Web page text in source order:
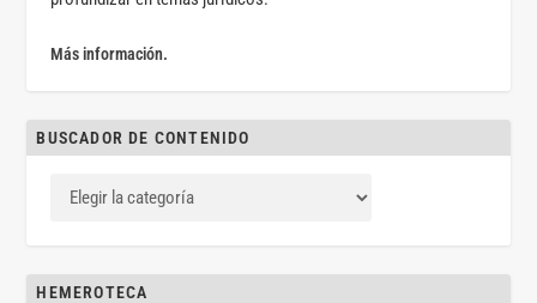
Más información.
BUSCADOR DE CONTENIDO
HEMEROTECA